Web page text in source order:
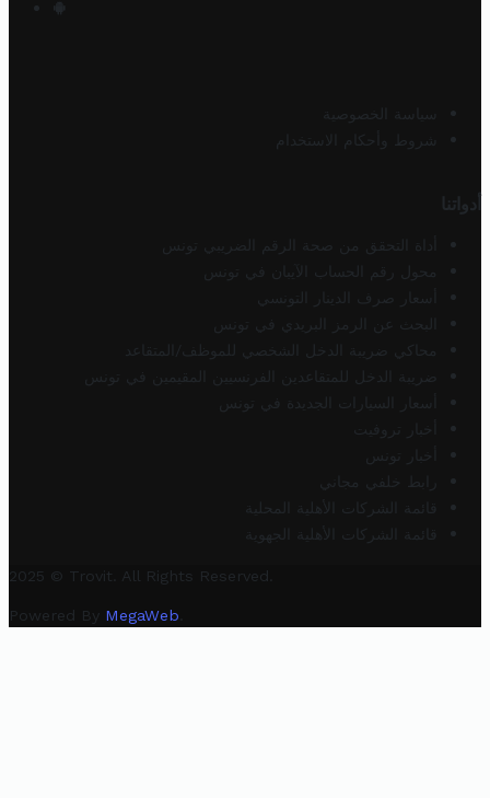
سياسة الخصوصية
شروط وأحكام الاستخدام
أدواتنا
أداة التحقق من صحة الرقم الضريبي تونس
محول رقم الحساب الآيبان في تونس
أسعار صرف الدينار التونسي
البحث عن الرمز البريدي في تونس
محاكي ضريبة الدخل الشخصي للموظف/المتقاعد
ضريبة الدخل للمتقاعدين الفرنسيين المقيمين في تونس
أسعار السيارات الجديدة في تونس
أخبار تروفيت
أخبار تونس
رابط خلفي مجاني
قائمة الشركات الأهلية المحلية
قائمة الشركات الأهلية الجهوية
2025 © Trovit. All Rights Reserved.
Powered By MegaWeb